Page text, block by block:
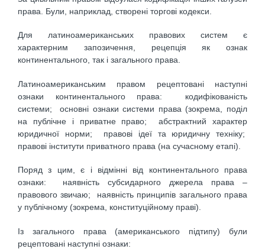
права. Були, наприклад, створені торгові кодекси.
Для латиноамериканських правових систем є
характерним запозичення, рецепція як ознак
континентального, так і загального права.
Латиноамериканським правом рецептовані наступні
ознаки континентального права: кодифікованість
системи; основні ознаки системи права (зокрема, поділ
на публічне і приватне право; абстрактний характер
юридичної норми; правові ідеї та юридичну техніку;
правові інститути приватного права (на сучасному етапі).
Поряд з цим, є і відмінні від континентального права
ознаки: наявність субсидарного джерела права –
правового звичаю; наявність принципів загального права
у публічному (зокрема, конституційному праві).
Із загального права (американського підтипу) були
рецептовані наступні ознаки: